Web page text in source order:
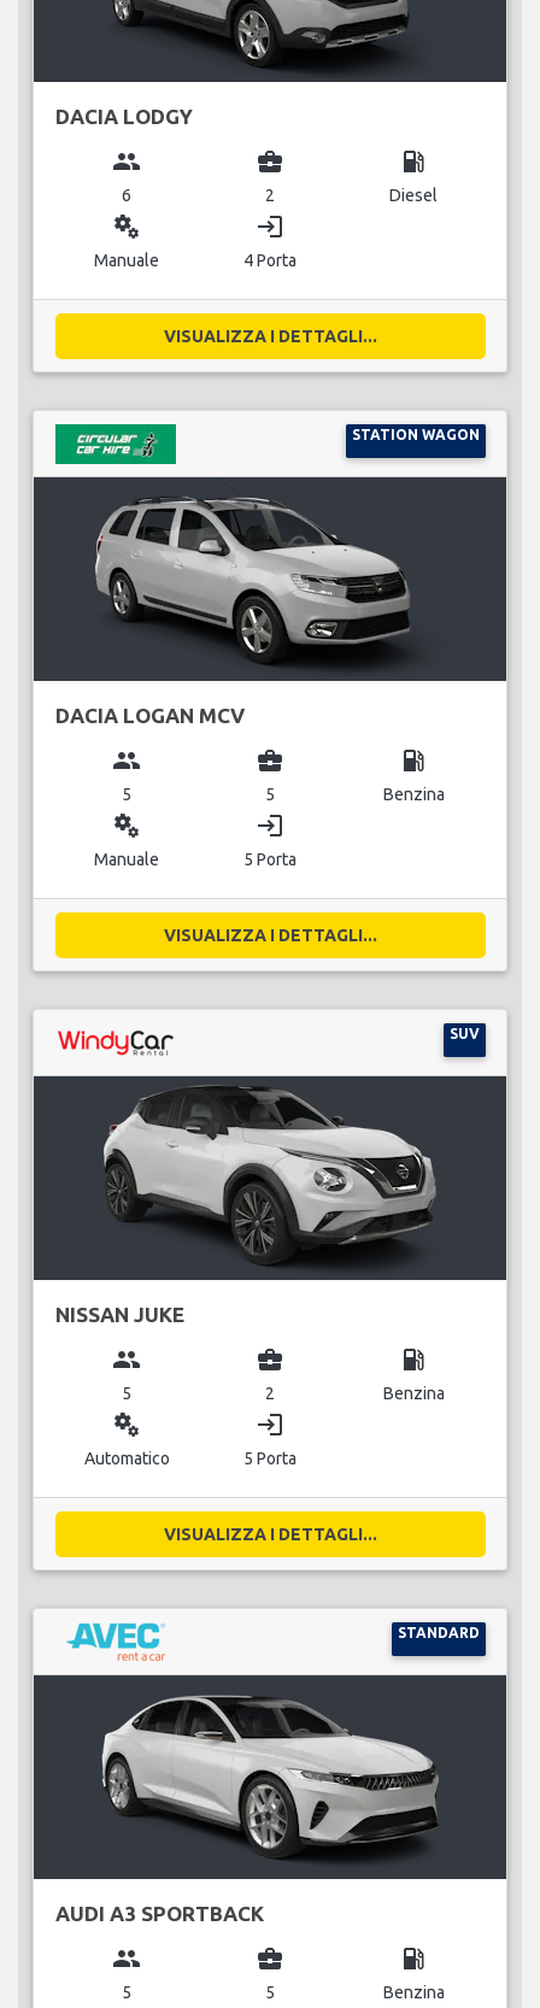
DACIA LODGY
group
6
business_center
2
local_gas_station
Diesel
miscellaneous_services
Manuale
login
4 Porta
VISUALIZZA I DETTAGLI...
STATION WAGON
DACIA LOGAN MCV
group
5
business_center
5
local_gas_station
Benzina
miscellaneous_services
Manuale
login
5 Porta
VISUALIZZA I DETTAGLI...
SUV
NISSAN JUKE
group
5
business_center
2
local_gas_station
Benzina
miscellaneous_services
Automatico
login
5 Porta
VISUALIZZA I DETTAGLI...
STANDARD
AUDI A3 SPORTBACK
group
5
business_center
5
local_gas_station
Benzina